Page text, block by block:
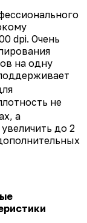
dpi. Очень
на одну
не
а
до 2